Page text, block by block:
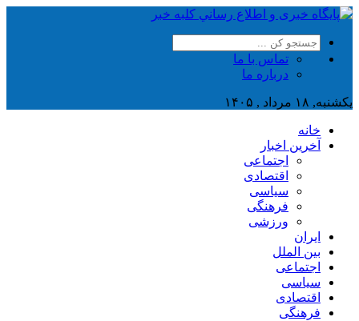
تماس با ما
درباره ما
یکشنبه, ۱۸ مرداد , ۱۴۰۵
خانه
آخرین اخبار
اجتماعی
اقتصادی
سیاسی
فرهنگی
ورزشی
ایران
بین الملل
اجتماعی
سیاسی
اقتصادی
فرهنگی